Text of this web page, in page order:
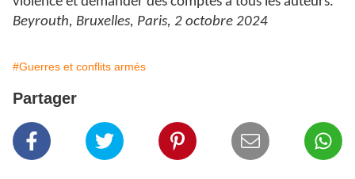
Beyrouth, Bruxelles, Paris, 2 octobre 2024
#Guerres et conflits armés
Partager